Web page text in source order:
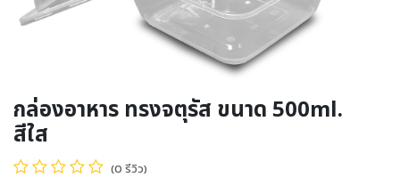
กล่องอาหาร ทรงจตุรัส ขนาด 500ml.
สีใส
(0 รีวิว)